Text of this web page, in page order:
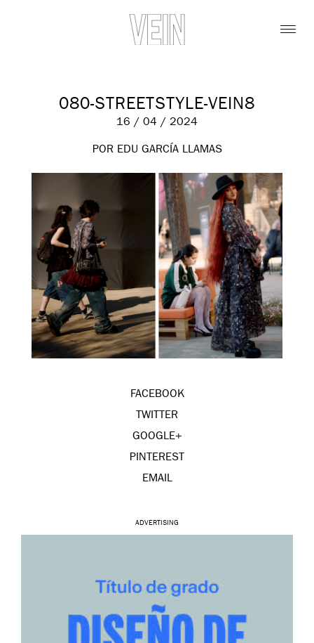
080-STREETSTYLE-VEIN8
16 / 04 / 2024
POR EDU GARCÍA LLAMAS
FACEBOOK
TWITTER
GOOGLE+
PINTEREST
EMAIL
ADVERTISING